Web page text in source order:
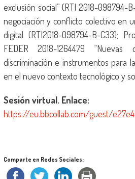
exclusión social” (RTI 2018-098794-
negociación y conflicto colectivo en
digital (RTI2018-098794-B-C33);
FEDER 2018-1264479
discriminación e instrumentos para
en el nuevo contexto tecnológico y
Sesión virtual. Enlace:
https://eu.bbcollab.com/guest/
Comparte en Redes Sociales: